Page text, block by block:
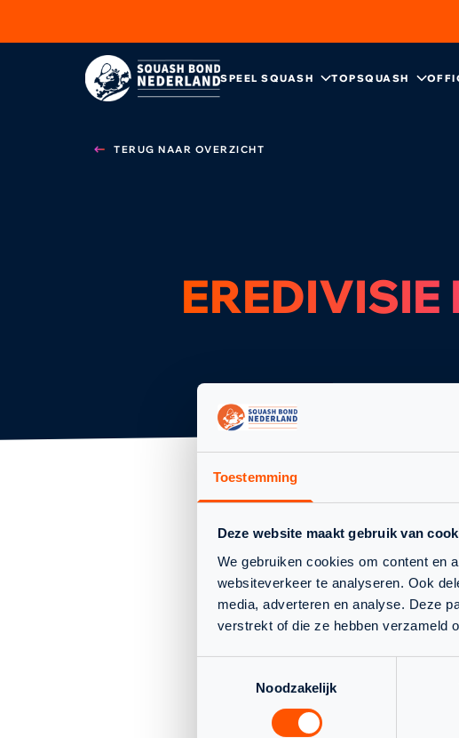
Toestemming
Deze website maakt gebruik van
We gebruiken cookies om content en
websiteverkeer te analyseren. Ook
media, adverteren en analyse. Deze
verstrekt of die ze hebben verzameld
Noodzakelijk
SPEEL SQUASH TOPSQUASH
TERUG NAAR OVERZICHT
EREDIVISIE
KENMERKEN